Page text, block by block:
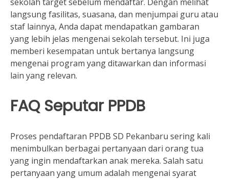
langsung fasilitas, suasana, dan menjumpai guru atau
staf lainnya, Anda dapat mendapatkan gambaran
yang lebih jelas mengenai sekolah tersebut. Ini juga
memberi kesempatan untuk bertanya langsung
mengenai program yang ditawarkan dan informasi
lain yang relevan.
FAQ Seputar PPDB
Proses pendaftaran PPDB SD Pekanbaru sering kali
menimbulkan berbagai pertanyaan dari orang tua
yang ingin mendaftarkan anak mereka. Salah satu
pertanyaan yang umum adalah mengenai syarat